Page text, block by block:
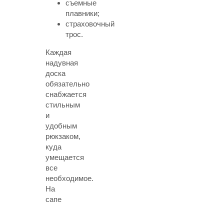
съемные
плавники;
страховочный
трос.
Каждая
надувная
доска
обязательно
снабжается
стильным
и
удобным
рюкзаком,
куда
умещается
все
необходимое.
На
сапе